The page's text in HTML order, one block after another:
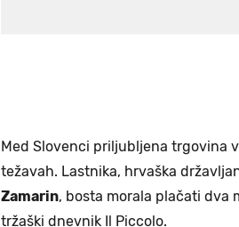
Med Slovenci priljubljena trgovina
težavah. Lastnika, hrvaška
Zamarin, bosta morala plačati dva
tržaški dnevnik Il Piccolo.